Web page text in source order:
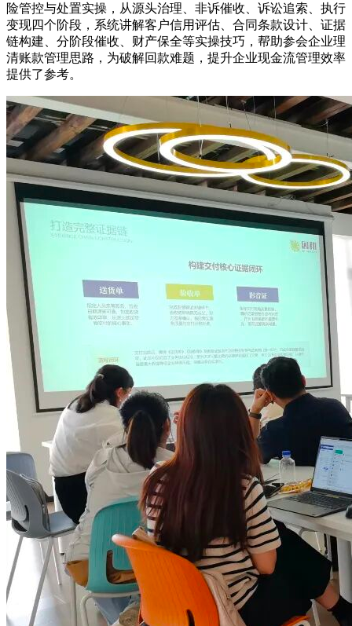
险管控与处置实操，从源头治理、非诉催收、诉讼追索、执行
变现四个阶段，系统讲解客户信用评估、合同条款设计、证据
链构建、分阶段催收、财产保全等实操技巧，帮助参会企业理
清账款管理思路，为破解回款难题，提升企业现金流管理效率
提供了参考。